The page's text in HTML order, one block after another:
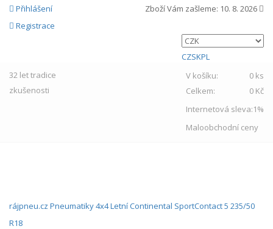
Přihlášení
Registrace
Zboží Vám zašleme: 10. 8. 2026
CZSKPL
32 lettradice
zkušenosti
V košíku:
0 ks
Celkem:
0 Kč
Internetová sleva:1%
Maloobchodní ceny
rájpneu.cz Pneumatiky4x4LetníContinental SportContact 5 235/50
R18